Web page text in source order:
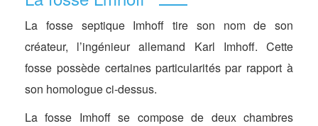
La fosse septique Imhoff tire son nom de son
créateur, l’ingénieur allemand Karl Imhoff. Cette
fosse possède certaines particularités par rapport à
son homologue ci-dessus.
La fosse Imhoff se compose de deux chambres